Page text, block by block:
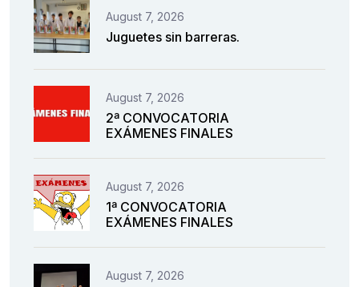
August 7, 2026
Juguetes sin barreras.
August 7, 2026
2ª CONVOCATORIA
EXÁMENES FINALES
August 7, 2026
1ª CONVOCATORIA
EXÁMENES FINALES
August 7, 2026